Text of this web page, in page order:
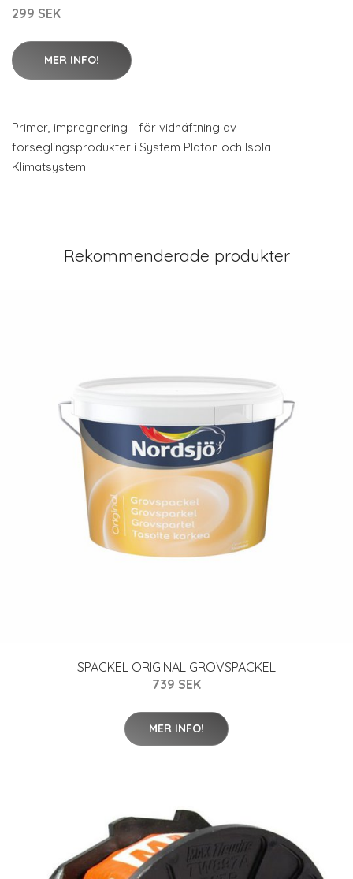
299 SEK
MER INFO!
Primer, impregnering - för vidhäftning av
förseglingsprodukter i System Platon och Isola
Klimatsystem.
Rekommenderade produkter
SPACKEL ORIGINAL GROVSPACKEL
739 SEK
MER INFO!